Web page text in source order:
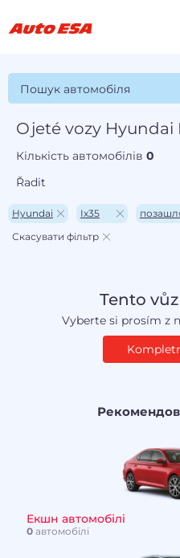
Пошук автомобіля
Ojeté vozy Hyundai
Кількість автомобілів0
Řadit
Hyundai Ix35
Скасувати фільтр
Tento
Vyberte si prosím z
Екшн автомобілі
0автомобілі